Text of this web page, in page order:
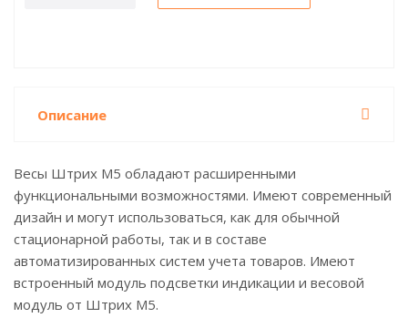
Описание
Весы Штрих М5 обладают расширенными
функциональными возможностями. Имеют современный
дизайн и могут использоваться, как для обычной
стационарной работы, так и в составе
автоматизированных систем учета товаров. Имеют
встроенный модуль подсветки индикации и весовой
модуль от Штрих М5.